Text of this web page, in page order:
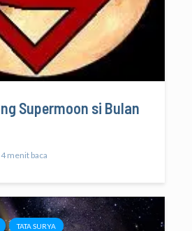
Supermoon si Bulan
4 menit baca
TATA SURYA